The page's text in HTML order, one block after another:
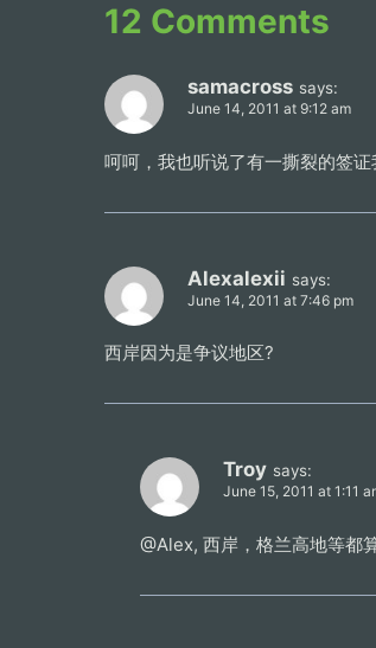
12 Comments
samacross says:
June 14, 2011 at 9:12 am
呵呵，我也听说了有一撕裂的签
Alexalexii says:
June 14, 2011 at 7:46 pm
西岸因为是争议地区?
Troy says:
June 15, 2011 at 1:11
@Alex, 西岸，格兰高地等都算